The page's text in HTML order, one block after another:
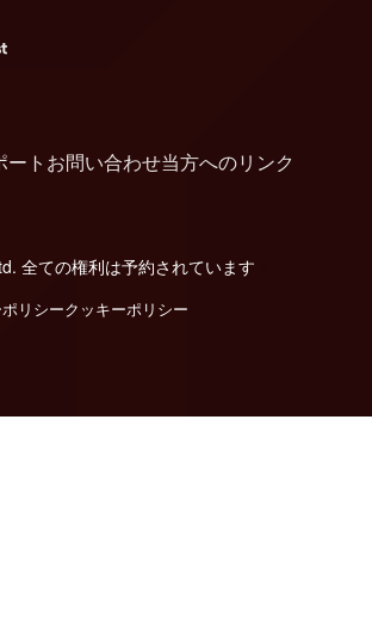
ート お問い合わせ当方へのリンク
全ての権利は予約されています
リシークッキーポリシー